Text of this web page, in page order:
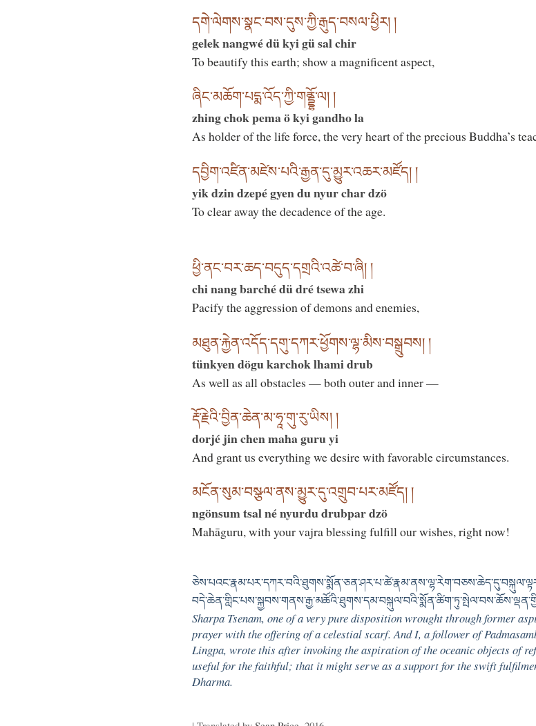
དགེ་ལེགས་སྣང་བས་དུས་ཀྱི་རྒུད་བསལ་ཕྱིར། །
gelek nangwé dü kyi gü sal chir
To beautify this earth; show a magnificent aspect,
ཞིང་མཆོག་པདྨ་འོད་ཀྱི་གནྡྷོ་ལ། །
zhing chok pema ö kyi gandho la
As holder of the life force, the very heart of the precious Buddha’s
དབྱིག་འཛིན་མཛེས་པའི་རྒྱན་དུ་མྱུར་འཆར་མཛོད། །
yik dzin dzepé gyen du nyur char dzö
To clear away the decadence of the age.
ཕྱི་ནང་བར་ཆད་བདུད་དགྲའི་འཚེ་བ་ཞི། །
chi nang barché dü dré tsewa zhi
Pacify the aggression of demons and enemies,
མཐུན་རྐྱེན་འདོད་དགུ་དཀར་ཕྱོགས་ལྷ་མིས་བསྒྲུབས། །
tünkyen dögu karchok lhami drub
As well as all obstacles — both outer and inner —
རྡོ་རྗེའི་བྱིན་ཆེན་མ་ཧཱ་གུ་རུ་ཡིས། །
dorjé jin chen maha guru yi
And grant us everything we desire with favorable circumstances.
མངོན་སུམ་བསྩལ་ནས་མྱུར་དུ་འགྲུབ་པར་མཛོད། །
ngönsum tsal né nyurdu drubpar dzö
Mahāguru, with your vajra blessing fulfill our wishes, right now!
Sharpa Tsenam, one of a very pure disposition wrought through former
prayer with the offering of a celestial scarf. And I, a follower of
Lingpa, wrote this after invoking the aspiration of the oceanic objects of
useful for the faithful; that it might serve as a support for the swift
Dharma.